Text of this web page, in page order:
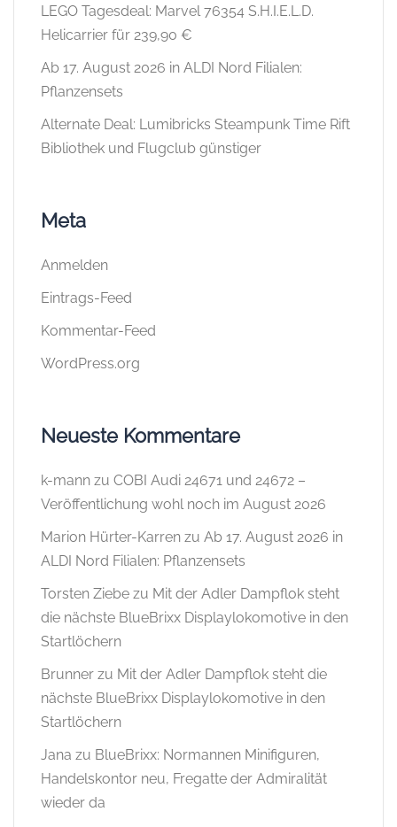
LEGO Tagesdeal: Marvel 76354 S.H.I.E.L.D.
Helicarrier für 239,90 €
Ab 17. August 2026 in ALDI Nord Filialen:
Pflanzensets
Alternate Deal: Lumibricks Steampunk Time Rift
Bibliothek und Flugclub günstiger
Meta
Anmelden
Eintrags-Feed
Kommentar-Feed
WordPress.org
Neueste Kommentare
k-mann zu COBI Audi 24671 und 24672 –
Veröffentlichung wohl noch im August 2026
Marion Hürter-Karren zu Ab 17. August 2026 in
ALDI Nord Filialen: Pflanzensets
Torsten Ziebe zu Mit der Adler Dampflok steht
die nächste BlueBrixx Displaylokomotive in den
Startlöchern
Brunner zu Mit der Adler Dampflok steht die
nächste BlueBrixx Displaylokomotive in den
Startlöchern
Jana zu BlueBrixx: Normannen Minifiguren,
Handelskontor neu, Fregatte der Admiralität
wieder da